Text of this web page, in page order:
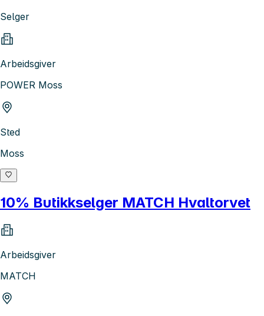
Selger
Arbeidsgiver
POWER Moss
Sted
Moss
10% Butikkselger MATCH Hvaltorvet
Arbeidsgiver
MATCH